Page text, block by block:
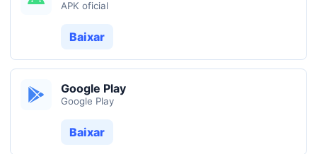
APK oficial
Baixar
Google Play
Google Play
Baixar